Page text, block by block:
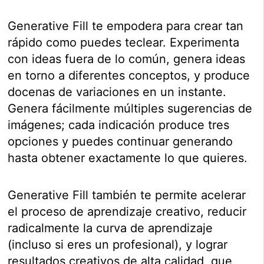
Generative Fill te empodera para crear tan
rápido como puedes teclear. Experimenta
con ideas fuera de lo común, genera ideas
en torno a diferentes conceptos, y produce
docenas de variaciones en un instante.
Genera fácilmente múltiples sugerencias de
imágenes; cada indicación produce tres
opciones y puedes continuar generando
hasta obtener exactamente lo que quieres.
Generative Fill también te permite acelerar
el proceso de aprendizaje creativo, reducir
radicalmente la curva de aprendizaje
(incluso si eres un profesional), y lograr